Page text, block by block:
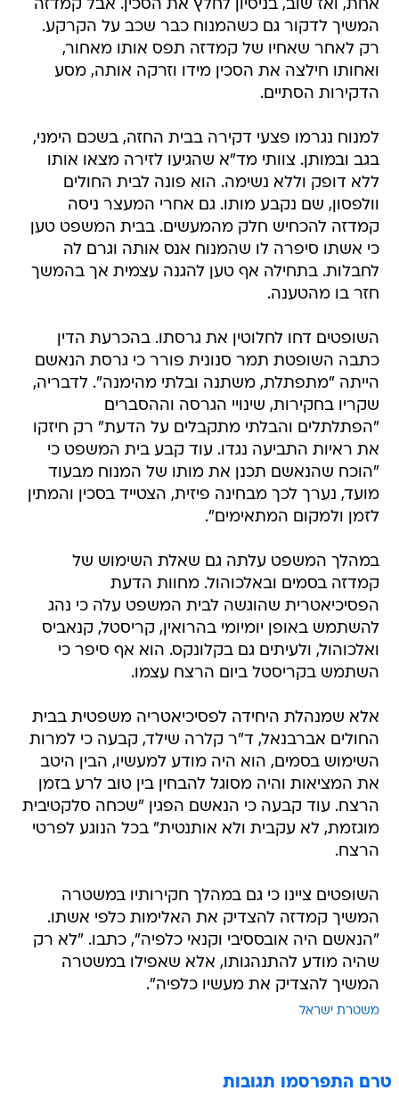
אחת, ואז שוב, בניסיון לחלץ את הסכין. אבל קמדזה
המשיך לדקור גם כשהמנוח כבר שכב על הקרקע.
רק לאחר שאחיו של קמדזה תפס אותו מאחור,
ואחותו חילצה את הסכין מידו וזרקה אותה, מסע
הדקירות הסתיים.
למנוח נגרמו פצעי דקירה בבית החזה, בשכם הימני,
בגב ובמותן. צוותי מד"א שהגיעו לזירה מצאו אותו
ללא דופק וללא נשימה. הוא פונה לבית החולים
וולפסון, שם נקבע מותו. גם אחרי המעצר ניסה
קמדזה להכחיש חלק מהמעשים. בבית המשפט טען
כי אשתו סיפרה לו שהמנוח אנס אותה וגרם לה
לחבלות. בתחילה אף טען להגנה עצמית אך בהמשך
חזר בו מהטענה.
השופטים דחו לחלוטין את גרסתו. בהכרעת הדין
כתבה השופטת תמר סנונית פורר כי גרסת הנאשם
הייתה "מתפתלת, משתנה ובלתי מהימנה". לדבריה,
שקריו בחקירות, שינויי הגרסה וההסברים
"הפתלתלים והבלתי מתקבלים על הדעת" רק חיזקו
את ראיות התביעה נגדו. עוד קבע בית המשפט כי
"הוכח שהנאשם תכנן את מותו של המנוח מבעוד
מועד, נערך לכך מבחינה פיזית, הצטייד בסכין והמתין
לזמן ולמקום המתאימים".
במהלך המשפט עלתה גם שאלת השימוש של
קמדזה בסמים ובאלכוהול. מחוות הדעת
הפסיכיאטרית שהוגשה לבית המשפט עלה כי נהג
להשתמש באופן יומיומי בהרואין, קריסטל, קנאביס
ואלכוהול, ולעיתים גם בקלונקס. הוא אף סיפר כי
השתמש בקריסטל ביום הרצח עצמו.
אלא שמנהלת היחידה לפסיכיאטריה משפטית בבית
החולים אברבנאל, ד"ר קלרה שילד, קבעה כי למרות
השימוש בסמים, הוא היה מודע למעשיו, הבין היטב
את המציאות והיה מסוגל להבחין בין טוב לרע בזמן
הרצח. עוד קבעה כי הנאשם הפגין "שכחה סלקטיבית
מוגזמת, לא עקבית ולא אותנטית" בכל הנוגע לפרטי
הרצח.
השופטים ציינו כי גם במהלך חקירותיו במשטרה
המשיך קמדזה להצדיק את האלימות כלפי אשתו.
"הנאשם היה אובססיבי וקנאי כלפיה", כתבו. "לא רק
שהיה מודע להתנהגותו, אלא שאפילו במשטרה
המשיך להצדיק את מעשיו כלפיה".
משטרת ישראל
טרם התפרסמו תגובות